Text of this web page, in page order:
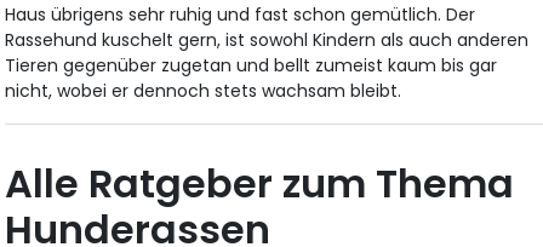
Haus übrigens sehr ruhig und fast schon gemütlich. Der
Rassehund kuschelt gern, ist sowohl Kindern als auch anderen
Tieren gegenüber zugetan und bellt zumeist kaum bis gar
nicht, wobei er dennoch stets wachsam bleibt.
Alle Ratgeber zum Thema
Hunderassen